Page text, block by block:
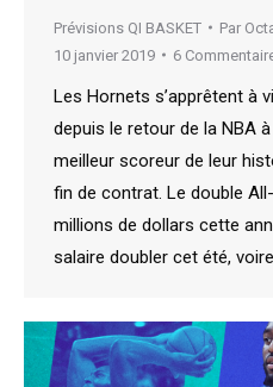
Prévisions QI BASKET Par
10 janvier 2019
6
Les Hornets s’apprêtent à
depuis le retour de la NBA
meilleur scoreur de leur
fin de contrat. Le double
millions de dollars cette
salaire doubler cet été,